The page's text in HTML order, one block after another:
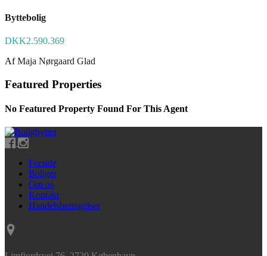
Byttebolig
DKK2.590.369
AfMaja Nørgaard Glad
Featured Properties
No Featured Property Found For This Agent
Forside
Boliger
Om os
Kontakt
Handelsbetingelser